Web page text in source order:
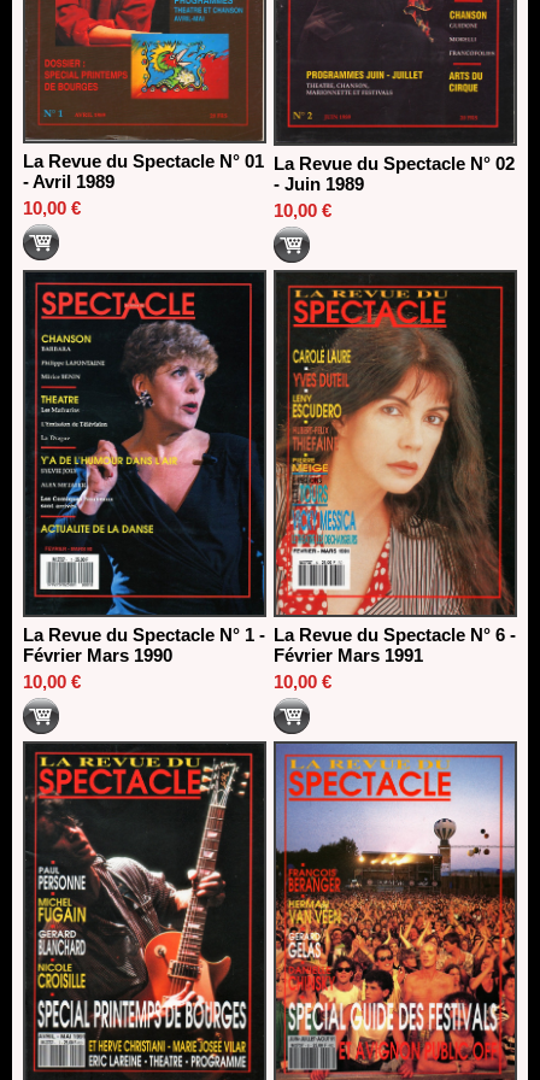
La Revue du Spectacle N° 01
- Avril 1989
10,00 €
La Revue du Spectacle N° 02
- Juin 1989
10,00 €
La Revue du Spectacle N° 1 -
Février Mars 1990
10,00 €
La Revue du Spectacle N° 6 -
Février Mars 1991
10,00 €